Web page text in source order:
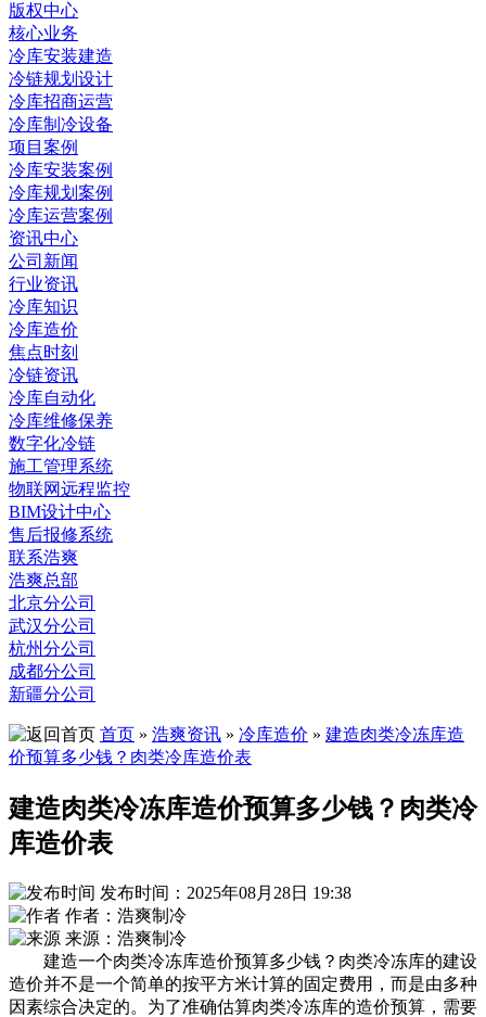
版权中心
核心业务
冷库安装建造
冷链规划设计
冷库招商运营
冷库制冷设备
项目案例
冷库安装案例
冷库规划案例
冷库运营案例
资讯中心
公司新闻
行业资讯
冷库知识
冷库造价
焦点时刻
冷链资讯
冷库自动化
冷库维修保养
数字化冷链
施工管理系统
物联网远程监控
BIM设计中心
售后报修系统
联系浩爽
浩爽总部
北京分公司
武汉分公司
杭州分公司
成都分公司
新疆分公司
首页 » 浩爽资讯 » 冷库造价 » 建造肉类冷冻库造
价预算多少钱？肉类冷库造价表
建造肉类冷冻库造价预算多少钱？肉类冷
库造价表
发布时间：2025年08月28日 19:38
作者：浩爽制冷
来源：浩爽制冷
建造一个肉类冷冻库造价预算多少钱？肉类冷冻库的建设
造价并不是一个简单的按平方米计算的固定费用，而是由多种
因素综合决定的。为了准确估算肉类冷冻库的造价预算，需要